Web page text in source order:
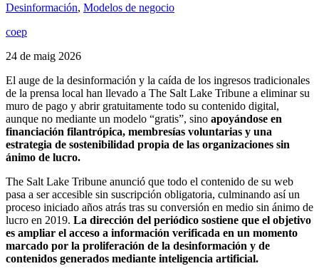
Desinformación, Modelos de negocio
coep
24 de maig 2026
El auge de la desinformación y la caída de los ingresos tradicionales
de la prensa local han llevado a The Salt Lake Tribune a eliminar su
muro de pago y abrir gratuitamente todo su contenido digital,
aunque no mediante un modelo “gratis”, sino apoyándose en
financiación filantrópica, membresías voluntarias y una
estrategia de sostenibilidad propia de las organizaciones sin
ánimo de lucro.
The Salt Lake Tribune anunció que todo el contenido de su web
pasa a ser accesible sin suscripción obligatoria, culminando así un
proceso iniciado años atrás tras su conversión en medio sin ánimo de
lucro en 2019. La dirección del periódico sostiene que el objetivo
es ampliar el acceso a información verificada en un momento
marcado por la proliferación de la desinformación y de
contenidos generados mediante inteligencia artificial.